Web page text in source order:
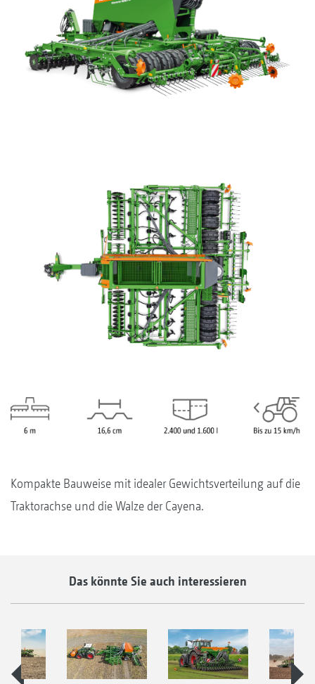
Kompakte Bauweise mit idealer Gewichtsverteilung auf die
Traktorachse und die Walze der Cayena.
Das könnte Sie auch interessieren